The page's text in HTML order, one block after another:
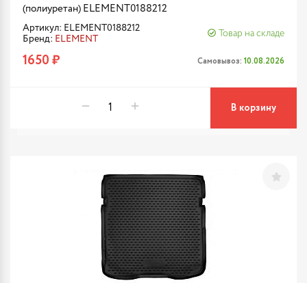
(полиуретан) ELEMENT0188212
Артикул: ELEMENT0188212
Бренд: ELEMENT
Товар на складе
1650 ₽ Самовывоз: 10.08.2026
В корзину